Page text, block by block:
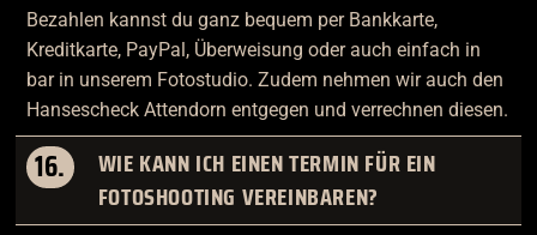
Bezahlen kannst du ganz bequem per Bankkarte,
Kreditkarte, PayPal, Überweisung oder auch einfach in
bar in unserem Fotostudio. Zudem nehmen wir auch den
Hansescheck Attendorn entgegen und verrechnen diesen.
16.
WIE KANN ICH EINEN TERMIN FÜR EIN
FOTOSHOOTING VEREINBAREN?